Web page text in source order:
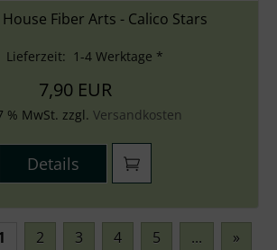
Fiber Arts - Calico Stars
Lieferzeit: 1-4 Werktage *
7,90 EUR
% MwSt. zzgl. Versandkosten
Details
2 3 4 5 ... »